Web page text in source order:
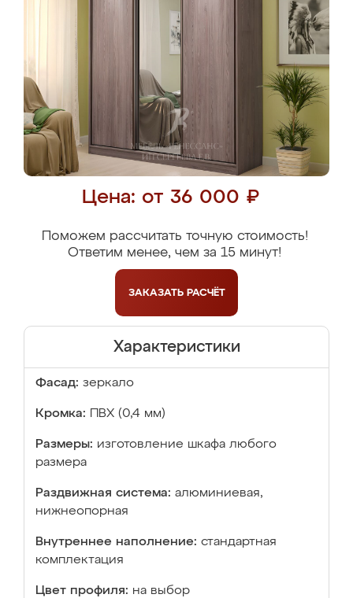
Цена: от 36 000 ₽
Поможем рассчитать точную стоимость!
Ответим менее, чем за 15 минут!
ЗАКАЗАТЬ РАСЧЁТ
Характеристики
Фасад: зеркало
Кромка: ПВХ (0,4 мм)
Размеры: изготовление шкафа любого
размера
Раздвижная система: алюминиевая,
нижнеопорная
Внутреннее наполнение: стандартная
комплектация
Цвет профиля: на выбор